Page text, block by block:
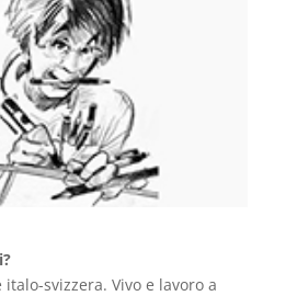
svizzera. Vivo e lavoro a